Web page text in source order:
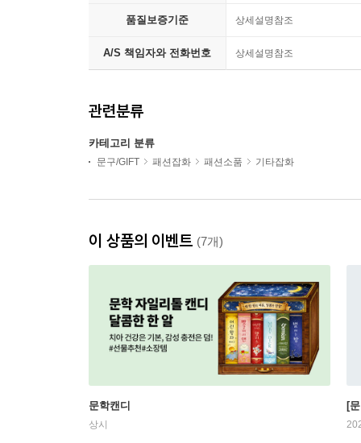
품질보증기준 상세설명참조
A/S 책임자와 전화번호 상세설명참조
관련분류
카테고리 분류
문구/GIFT 패션잡화 패션소품 기타잡화
이 상품의 이벤트 (7개)
문학캔디
상시
[